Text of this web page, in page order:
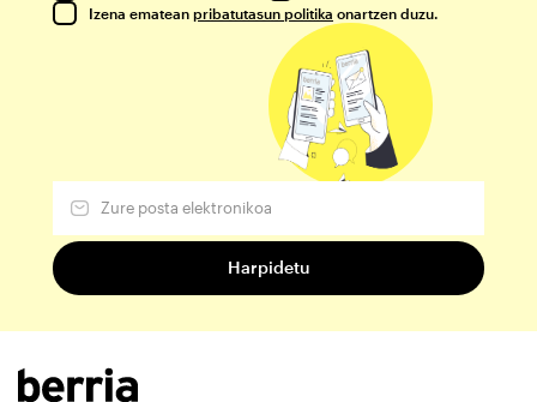
Izena ematean pribatutasun politika onartzen duzu.